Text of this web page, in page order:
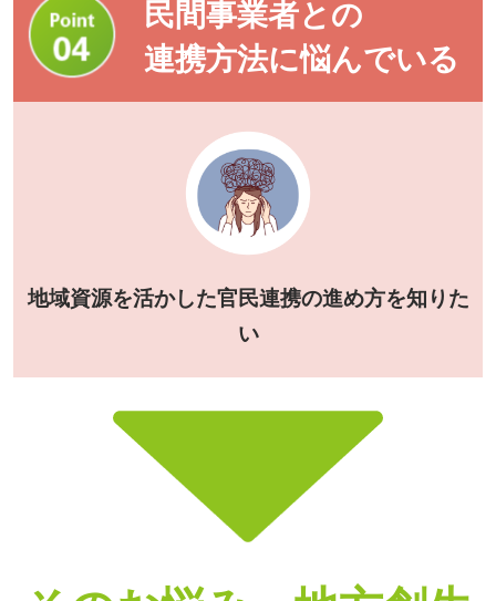
民間事業者との
連携方法に悩んでいる
地域資源を活かした官民連携の進め方を知りた
い